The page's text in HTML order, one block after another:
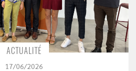
ACTUALITÉ
17/06/2026